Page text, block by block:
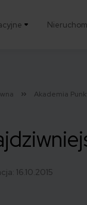
Akademia
16.10.2015